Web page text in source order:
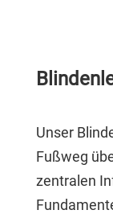
Unser
Fußweg
zentralen